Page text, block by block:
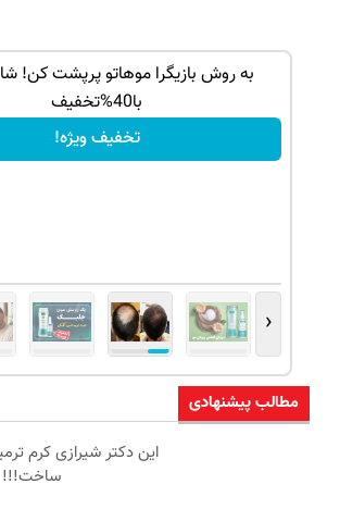
به روش بازیگرا موهاتو پرپشت کن!
با40%تخفیف
تخفیف ویژه!
‹
مطالب پیشنهادی
این دکتر شیرازی کرم
ساخت!!!